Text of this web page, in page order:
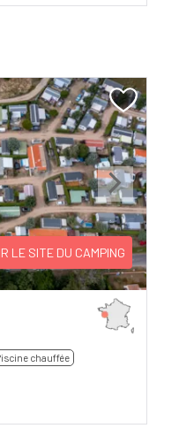
Next
LE SITE DU CAMPING
chauffée